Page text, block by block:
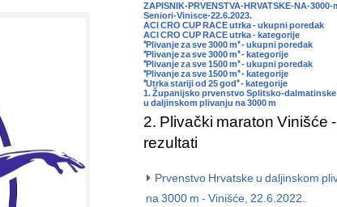
ZAPISNIK-PRVENSTVA-HRVATSKE-NA-3000-
Seniori-Vinisce-22.6.2023.
ACI CRO CUP RACE utrka - ukupni poredak
ACI CRO CUP RACE utrka - kategorije
"Plivanje za sve 3000 m" - ukupni poredak
"Plivanje za sve 3000 m" - kategorije
"Plivanje za sve 1500 m" - ukupni poredak
"Plivanje za sve 1500 m" - kategorije
"Utrka stariji od 25 god" - kategorije
1. Županijsko prvenstvo Splitsko-
u daljinskom plivanju na 3000 m
2. Plivački maraton Vinišće -
rezultati
Prvenstvo Hrvatske u daljinskom
na 3000 m - Vinišće, 22.6.2022.